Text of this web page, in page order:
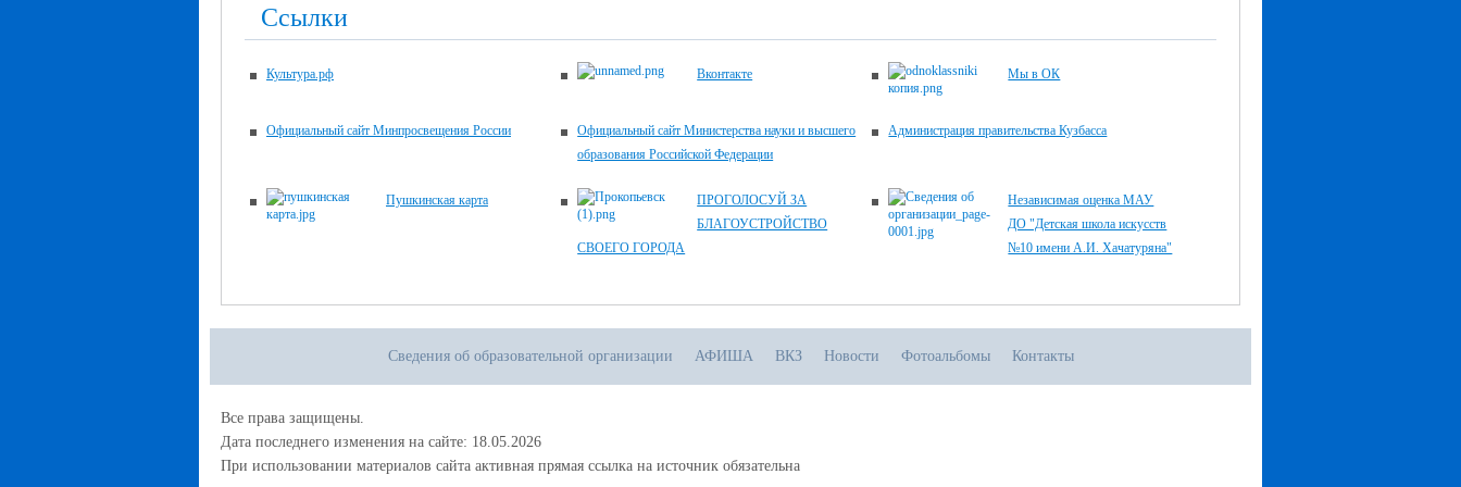
Ссылки
Культура.рф Вконтакте Мы в ОК
Официальный сайт Минпросвещения России
Официальный сайт Министерства науки и высшего
образования Российской Федерации
Администрация правительства Кузбасса
Пушкинская карта
ПРОГОЛОСУЙ ЗА
БЛАГОУСТРОЙСТВО
СВОЕГО ГОРОДА
Независимая оценка МАУ
ДО "Детская школа искусств
№10 имени А.И. Хачатуряна"
Сведения об образовательной организации АФИША ВКЗ Новости Фотоальбомы Контакты
Все права защищены.
Дата последнего изменения на сайте: 18.05.2026
При использовании материалов сайта активная прямая ссылка на источник обязательна